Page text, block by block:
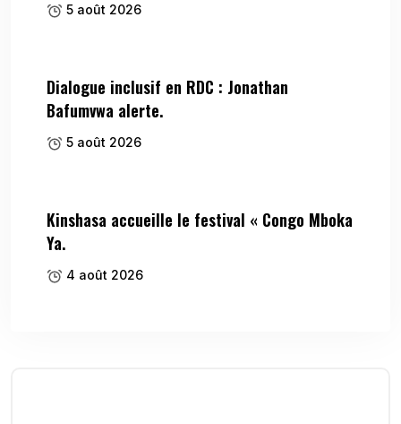
5 août 2026
Dialogue inclusif en RDC : Jonathan
Bafumvwa alerte.
5 août 2026
Kinshasa accueille le festival « Congo Mboka
Ya.
4 août 2026